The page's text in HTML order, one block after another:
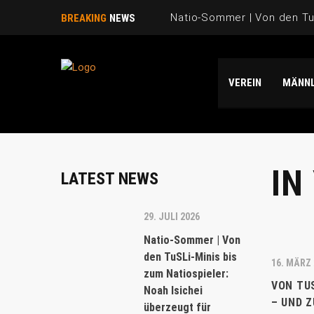
BREAKING NEWS Natio-Sommer | Von den
Saison 2025/26 | WIR
VEREIN
IN
16. MÄRZ
VON
– UND
LATEST NEWS
29. JULI 2026
Natio-Sommer | Von
den TuSLi-Minis bis
zum Natiospieler:
Noah Isichei
überzeugt für